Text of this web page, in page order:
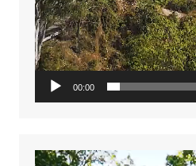
00:00
Video